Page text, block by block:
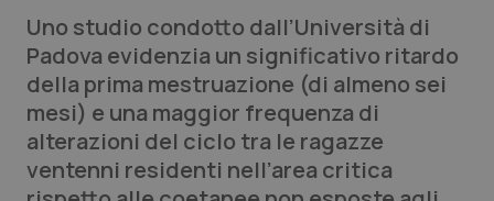
Lettere al direttore
Edizioni Regionali
QS Pro
Professionisti Sanitari.AI
Uno studio condotto dall’Università di
Padova evidenzia un significativo ritardo
della prima mestruazione (di almeno sei
mesi) e una maggior frequenza di
alterazioni del ciclo tra le ragazze
ventenni residenti nell’area critica